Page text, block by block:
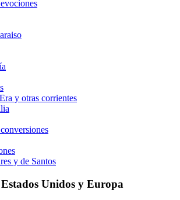
y otras corrientes
y de Santos
Unidos y Europa